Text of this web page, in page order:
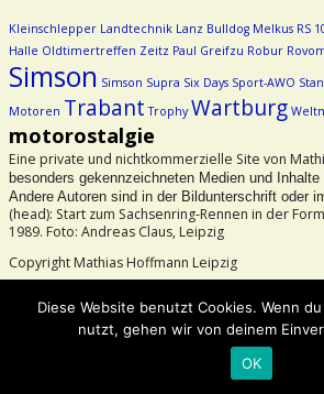
Kleinschlepper Landtechnik Lanz Bulldog Melkus RS
Halle Oldtimertreffen Zeitz Paul Greifzu Robur
Simson Simson Supra Six Days Sport-AWO
Motoren Trabant Trophy Wartburg
motorostalgie
Eine private und nichtkommerzielle Site von
besonders gekennzeichneten Medien und
Andere Autoren sind in der Bildunterschrift oder
(head): Start zum Sachsenring-Rennen in der
1989. Foto: Andreas Claus, Leipzig
Copyright Mathias Hoffmann Leipzig
Weaver Xtreme Theme
Diese Website benutzt Cookies. Wenn
nutzt, gehen wir von deinem
OK